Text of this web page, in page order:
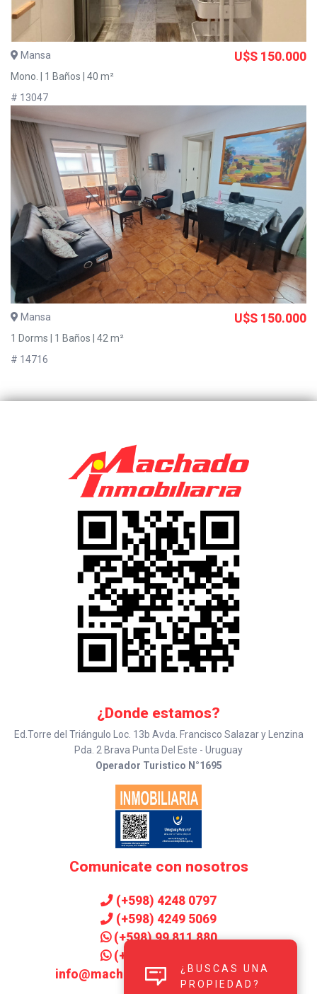
Mansa U$S 150.000
Mono. | 1 Baños | 40 m²
# 13047
Mansa U$S 150.000
1 Dorms | 1 Baños | 42 m²
# 14716
¿Donde estamos?
Ed.Torre del Triángulo Loc. 13b Avda. Francisco Salazar y Lenzina
Pda. 2 Brava Punta Del Este - Uruguay
Operador Turistico N°1695
Comunicate con nosotros
(+598) 4248 0797
(+598) 4249 5069
(+598) 99 811 880
(+598) 99 906 143
info@machadoinmobiliaria.com.uy
¿BUSCAS UNA
PROPIEDAD?